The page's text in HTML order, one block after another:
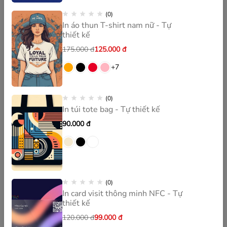
Thông tin
CÔNG TY TNHH HYDROS
lần đầu ngày 13/3/2020. Đăng ký thay đổi lần thứ 4 ngày
16/1/2023.
Một sản phẩm thương mại điện tử
(0)
In áo thun T-shirt nam nữ - Tự
thiết kế
175.000đ125.000đ
+7
(0)
In túi tote bag - Tự thiết kế
90.000đ
(0)
In card visit thông minh NFC - Tự
thiết kế
120.000đ99.000đ